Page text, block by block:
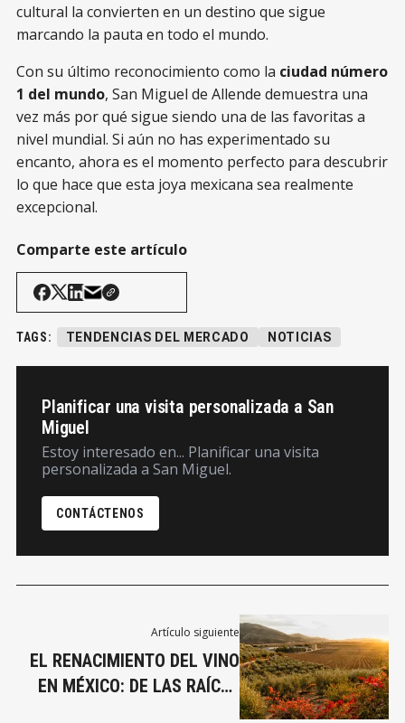
cultural la convierten en un destino que sigue
marcando la pauta en todo el mundo.
Con su último reconocimiento como la ciudad número
1 del mundo, San Miguel de Allende demuestra una
vez más por qué sigue siendo una de las favoritas a
nivel mundial. Si aún no has experimentado su
encanto, ahora es el momento perfecto para descubrir
lo que hace que esta joya mexicana sea realmente
excepcional.
Comparte este artículo
TAGS: TENDENCIAS DEL MERCADO NOTICIAS
Planificar una visita personalizada a San
Miguel
Estoy interesado en... Planificar una visita
personalizada a San Miguel.
CONTÁCTENOS
Artículo siguiente
EL RENACIMIENTO DEL VINO
EN MÉXICO: DE LAS RAÍCES
HISTÓRICAS A LA